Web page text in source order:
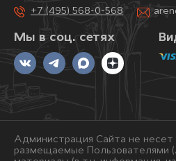
Мы в соц. сетях
+7 (495) 568-0-568
Администрация Сайта не несет
размещаемые Пользователями